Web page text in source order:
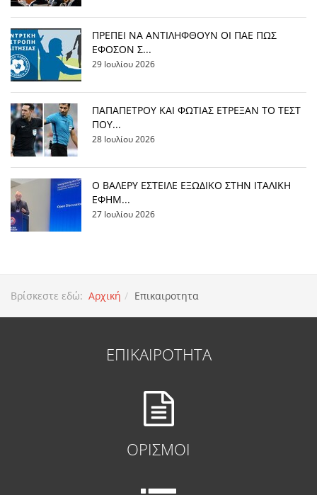
ΠΡΕΠΕΙ ΝΑ ΑΝΤΙΛΗΦΘΟΥΝ ΟΙ ΠΑΕ ΠΩΣ
ΕΦΟΣΟΝ Σ...
29 Ιουλίου 2026
ΠΑΠΑΠΕΤΡΟΥ ΚΑΙ ΦΩΤΙΑΣ ΕΤΡΕΞΑΝ ΤΟ ΤΕΣΤ
ΠΟΥ...
28 Ιουλίου 2026
Ο ΒΑΛΕΡΥ ΕΣΤΕΙΛΕ ΕΞΩΔΙΚΟ ΣΤΗΝ ΙΤΑΛΙΚΗ
ΕΦΗΜ...
27 Ιουλίου 2026
Βρίσκεστε εδώ: Αρχική Επικαιροτητα
ΕΠΙΚΑΙΡΟΤΗΤΑ
ΟΡΙΣΜΟΙ